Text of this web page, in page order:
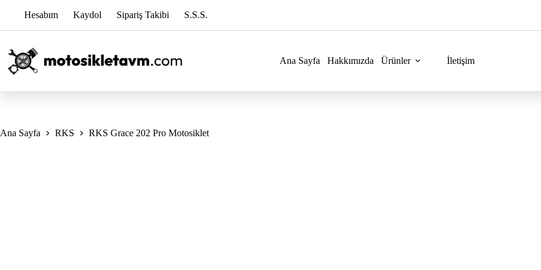
Hesabım Kaydol Sipariş Takibi S.S.S.
Ana Sayfa Hakkımızda Ürünler İletişim
Ana Sayfa RKS RKS Grace 202 Pro Motosiklet